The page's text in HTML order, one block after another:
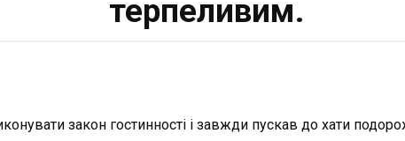
терпеливим.
закон гостинності і завжди пускав до хати